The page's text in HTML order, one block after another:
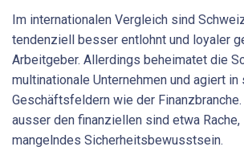
Im internationalen Vergleich sind
tendenziell besser entlohnt und loyaler
Arbeitgeber. Allerdings beheimatet die
multinationale Unternehmen und agiert
Geschäftsfeldern wie der
ausser den finanziellen sind etwa
mangelndes Sicherheitsbewusstsein.